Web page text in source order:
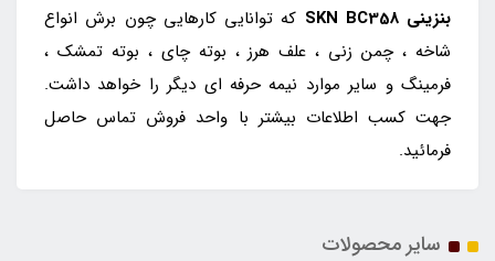
بنزینی SKN BC358
که توانایی کارهایی چون برش انواع
شاخه ، چمن زنی ، علف هرز ، بوته چای ، بوته تمشک ،
فرمینگ و سایر موارد نیمه حرفه ای دیگر را خواهد داشت.
جهت کسب اطلاعات بیشتر با واحد فروش تماس حاصل
فرمائید.
سایر محصولات